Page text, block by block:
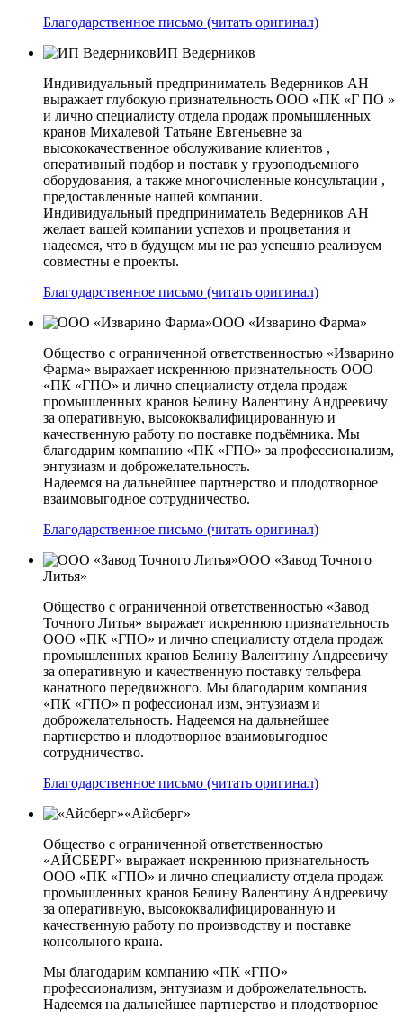
Благодарственное письмо (читать оригинал)
ИП Ведерников
Индивидуальный предприниматель Ведерников АН
выражает глубокую признательность ООО «ПК «Г ПО »
и лично специалисту отдела продаж промышленных
кранов Михалевой Татьяне Евгеньевне за
высококачественное обслуживание клиентов ,
оперативный подбор и поставк у грузоподъемного
оборудования, а также многочисленные консультации ,
предоставленные нашей компании.
Индивидуальный предприниматель Ведерников АН
желает вашей компании успехов и процветания и
надеемся, что в будущем мы не раз успешно реализуем
совместны е проекты.
Благодарственное письмо (читать оригинал)
ООО «Изварино Фарма»
Общество с ограниченной ответственностью «Изварино
Фарма» выражает искреннюю признательность ООО
«ПК «ГПО» и лично специалисту отдела продаж
промышленных кранов Белину Валентину Андреевичу
за оперативную, высококвалифицированную и
качественную работу по поставке подъёмника. Мы
благодарим компанию «ПК «ГПО» за профессионализм,
энтузиазм и доброжелательность.
Надеемся на дальнейшее партнерство и плодотворное
взаимовыгодное сотрудничество.
Благодарственное письмо (читать оригинал)
ООО «Завод Точного
Литья»
Общество с ограниченной ответственностью «Завод
Точного Литья» выражает искреннюю признательность
ООО «ПК «ГПО» и лично специалисту отдела продаж
промышленных кранов Белину Валентину Андреевичу
за оперативную и качественную поставку тельфера
канатного передвижного. Мы благодарим компания
«ПК «ГПО» п рофессионал изм, энтузиазм и
доброжелательность. Надеемся на дальнейшее
партнерство и плодотворное взаимовыгодное
сотрудничество.
Благодарственное письмо (читать оригинал)
«Айсберг»
Общество с ограниченной ответственностью
«АЙСБЕРГ» выражает искреннюю признательность
ООО «ПК «ГПО» и лично специалисту отдела продаж
промышленных кранов Белину Валентину Андреевичу
за оперативную, высококвалифицированную и
качественную работу по производству и поставке
консольного крана.
Мы благодарим компанию «ПК «ГПО»
профессионализм, энтузиазм и доброжелательность.
Надеемся на дальнейшее партнерство и плодотворное